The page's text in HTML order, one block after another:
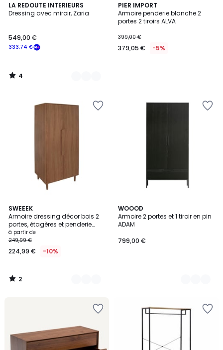
LA REDOUTE INTERIEURS
Dressing avec miroir, Zaria
333,74 €
549,00 €
4
/
2
Couleurs
4
/
PIER IMPORT
Armoire penderie blanche 2
portes 2 tiroirs ALVA
399,00 €
379,05 € -5%
SWEEEK
Armoire dressing décor bois 2
portes, étagères et penderie
JULIANA
à partir de
249,99 €
224,99 € -10%
2
/
5
2
Couleurs
2
/
WOOOD
Armoire 2 portes et 1 tiroir en pin
ADAM
799,00 €
2
Couleurs